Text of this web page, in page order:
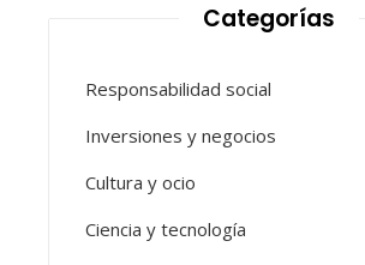
Categorías
Responsabilidad social
Inversiones y negocios
Cultura y ocio
Ciencia y tecnología